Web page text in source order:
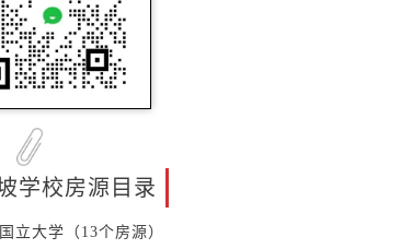
学校房源目录
立大学（13个房源）